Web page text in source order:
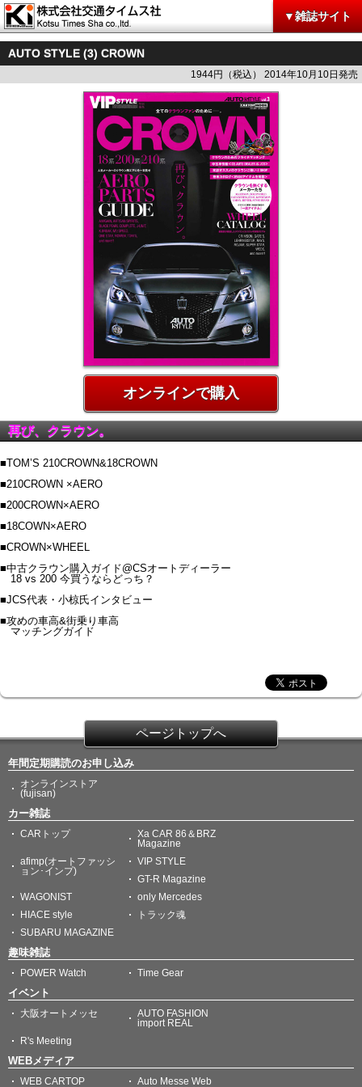
▼雑誌サイト
AUTO STYLE (3) CROWN
1944円（税込） 2014年10月10日発売
オンラインで購入
再び、クラウン。
■TOM’S 210CROWN&18CROWN
■210CROWN ×AERO
■200CROWN×AERO
■18COWN×AERO
■CROWN×WHEEL
■中古クラウン購入ガイド@CSオートディーラー
18 vs 200 今買うならどっち？
■JCS代表・小椋氏インタビュー
■攻めの車高&街乗り車高
マッチングガイド
ページトップへ
年間定期購読のお申し込み
オンラインストア
(fujisan)
カー雑誌
CARトップ
Xa CAR 86＆BRZ
Magazine
afimp(オートファッシ
ョン･インプ)
VIP STYLE
GT-R Magazine
WAGONIST
only Mercedes
HIACE style
トラック魂
SUBARU MAGAZINE
趣味雑誌
POWER Watch Time Gear
イベント
大阪オートメッセ
AUTO FASHION
import REAL
R's Meeting
WEBメディア
WEB CARTOP Auto Messe Web